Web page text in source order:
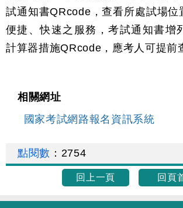
試通知書QRcode，查看所處試場位
便捷、快速之服務，考試通知書增
計算器措施QRcode，應考人可提前
相關網址
國家考試網路報名資訊系統
點閱數 ： 2754
回上一頁 回頁